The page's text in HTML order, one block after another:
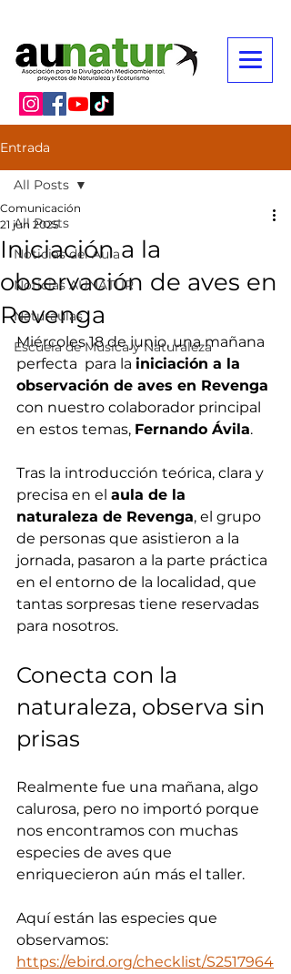
Entrada
All Posts
Noticias del Aula
Noticias AUNATUR
Naturaulas
Escuela de Música y Naturaleza
All Posts
Iniciación a la
observación de aves en
Revenga
Comunicación
21 jun 2025
Miércoles 18 de junio, una mañana
perfecta  para la iniciación a la
observación de aves en Revenga
con nuestro colaborador principal
en estos temas, Fernando Ávila.
Tras la introducción teórica, clara y
precisa en el aula de la
naturaleza de Revenga, el grupo
de personas que asistieron a la
jornada, pasaron a la parte práctica
en el entorno de la localidad, que
tantas sorpresas tiene reservadas
para nosotros.
Conecta con la
naturaleza, observa sin
prisas
Realmente fue una mañana, algo
calurosa, pero no importó porque
nos encontramos con muchas
especies de aves que
enriquecieron aún más el taller.
Aquí están las especies que
observamos:
https://ebird.org/checklist/S2517964